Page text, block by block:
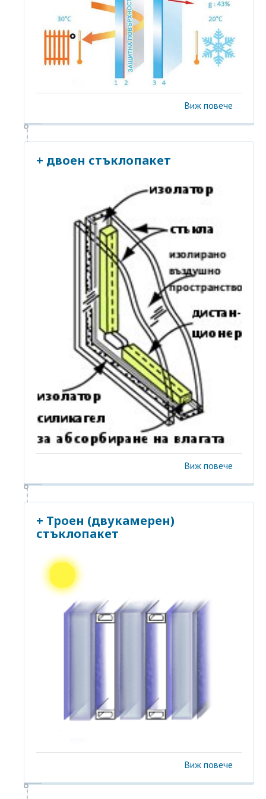
Виж повече
+ двоен стъклопакет
Виж повече
+ Троен (двукамерен)
стъклопакет
Виж повече